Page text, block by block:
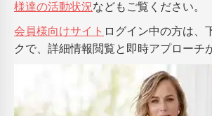
様達の活動状況などもご覧ください。
会員様向けサイト ログイン中の方は、
クで、詳細情報閲覧と即時アプローチ